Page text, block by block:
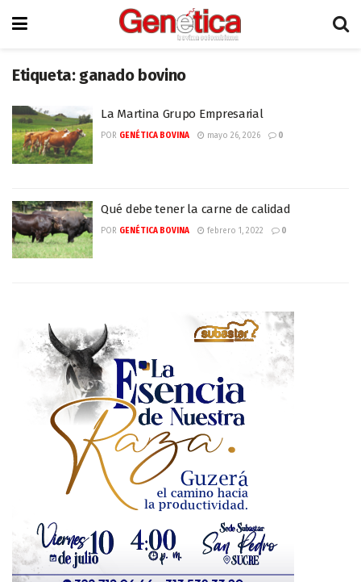
Etiqueta: ganado bovino
La Martina Grupo Empresarial
POR GENÉTICA BOVINA mayo 26, 2026 0
Qué debe tener la carne de calidad
POR GENÉTICA BOVINA febrero 1, 2022 0